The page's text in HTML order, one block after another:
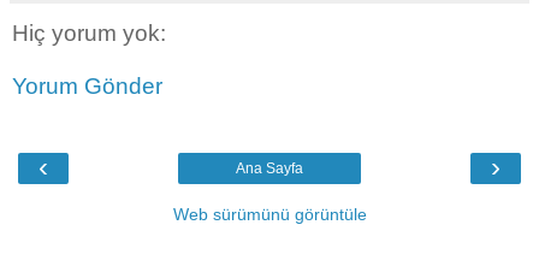
Hiç yorum yok:
Yorum Gönder
‹ ›
Ana Sayfa
Web sürümünü görüntüle